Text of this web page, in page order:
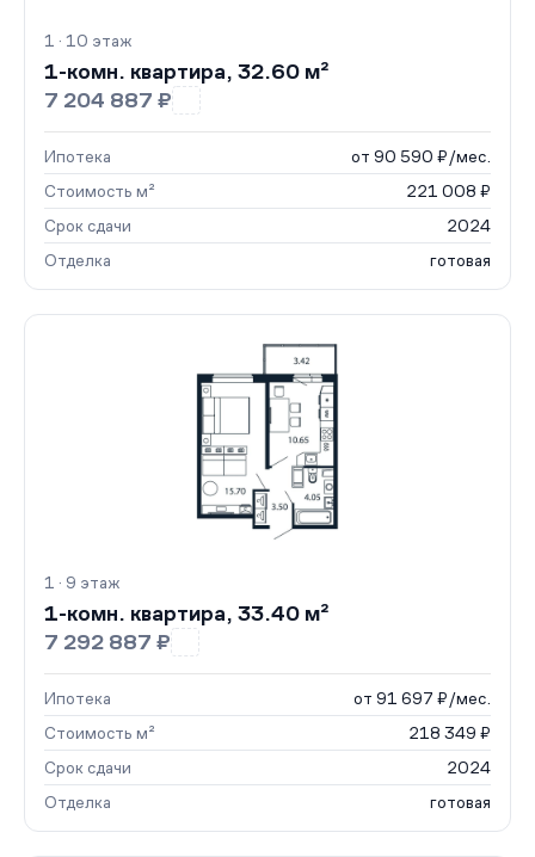
1 · 10 этаж
1-комн. квартира, 32.60 м²
7 204 887 ₽
Ипотека
от 90 590 ₽/мес.
Стоимость м²
221 008 ₽
Срок сдачи
2024
Отделка
готовая
1 · 9 этаж
1-комн. квартира, 33.40 м²
7 292 887 ₽
Ипотека
от 91 697 ₽/мес.
Стоимость м²
218 349 ₽
Срок сдачи
2024
Отделка
готовая